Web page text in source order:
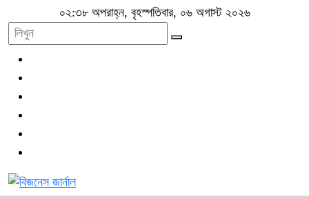
০২:৩৮ অপরাহ্ন, বৃহস্পতিবার, ০৬ অগাস্ট ২০২৬